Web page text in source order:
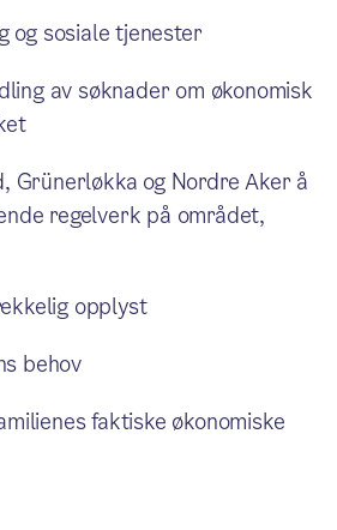
og sosiale tjenester
av søknader om økonomisk
Grünerløkka og Nordre Aker å
regelverk på området,
opplyst
behov
faktiske økonomiske